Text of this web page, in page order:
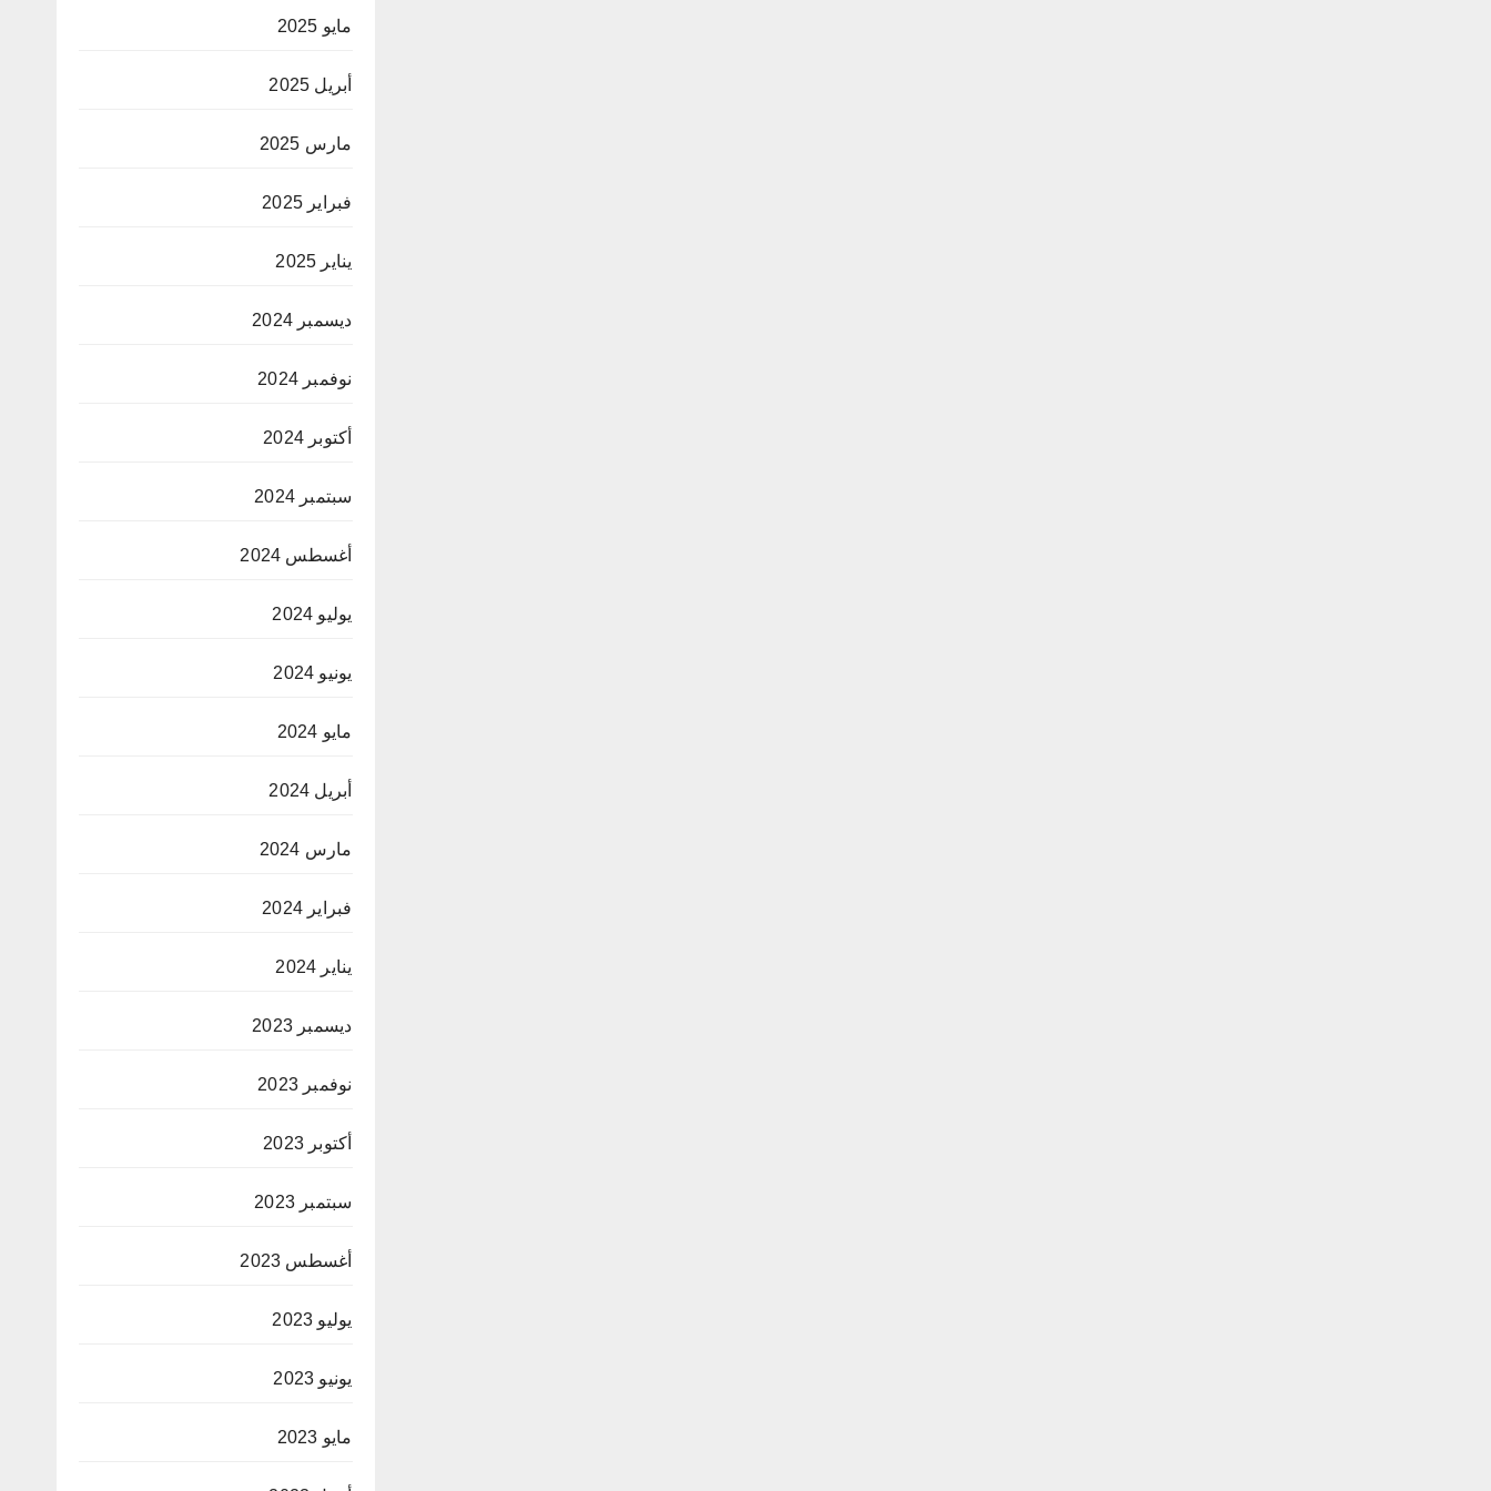
مايو 2025
أبريل 2025
مارس 2025
فبراير 2025
يناير 2025
ديسمبر 2024
نوفمبر 2024
أكتوبر 2024
سبتمبر 2024
أغسطس 2024
يوليو 2024
يونيو 2024
مايو 2024
أبريل 2024
مارس 2024
فبراير 2024
يناير 2024
ديسمبر 2023
نوفمبر 2023
أكتوبر 2023
سبتمبر 2023
أغسطس 2023
يوليو 2023
يونيو 2023
مايو 2023